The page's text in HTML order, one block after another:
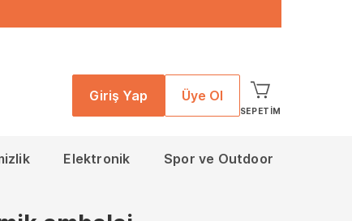
Giriş Yap Üye Ol
SEPETIM
Elektronik Spor ve Outdoor